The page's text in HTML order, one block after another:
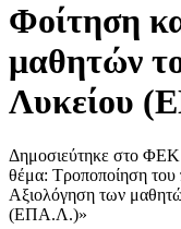
Φοίτηση
μαθητών
Λυκείου
Δημοσιεύτηκε στο
θέμα: Τροποποίηση
Αξιολόγηση των
(ΕΠΑ.Λ.)»